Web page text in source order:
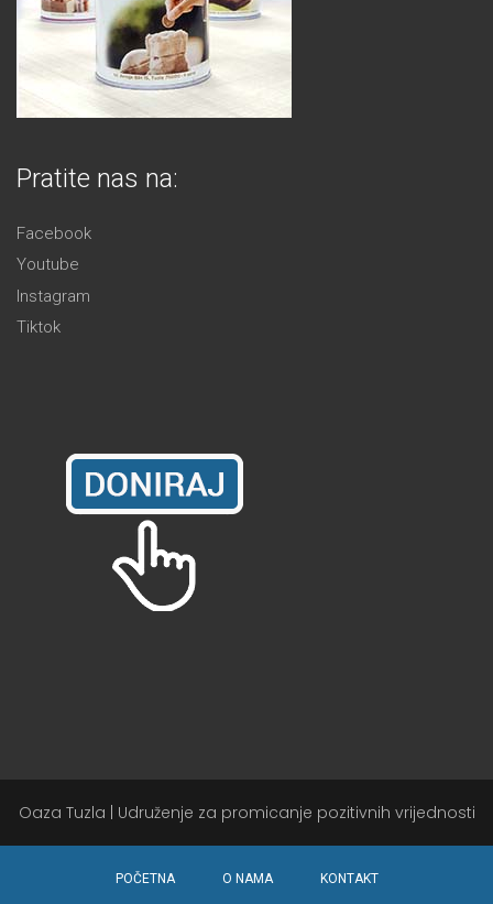
Pratite nas na:
Facebook
Youtube
Instagram
Tiktok
Oaza Tuzla | Udruženje za promicanje pozitivnih vrijednosti
POČETNA O NAMA KONTAKT